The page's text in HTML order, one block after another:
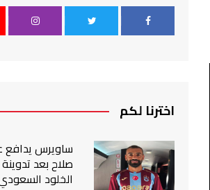
اخترنا لكم
ساويرس
صلاح بعد
الخلود